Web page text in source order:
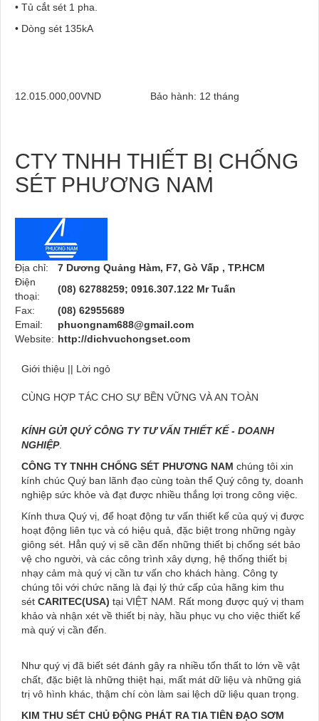
• Tủ cắt sét 1 pha.
• Dòng sét 135kA
12.015.000,00VND Bảo hành: 12 tháng
CTY TNHH THIẾT BỊ CHỐNG
SÉT PHƯƠNG NAM
Địa chỉ:
7 Dương Quảng Hàm, F7, Gò Vấp , TP.HCM
Điện
thoại:
(08) 62788259; 0916.307.122 Mr Tuấn
Fax:
(08) 62955689
Email:
phuongnam688@gmail.com
Website: http://dichvuchongset.com
Giới thiệu || Lời ngỏ
CÙNG HỢP TÁC CHO SỰ BỀN VỮNG VÀ AN TOÀN
KÍNH GỬI QUÝ CÔNG TY TƯ VẤN THIẾT KẾ - DOANH
NGHIỆP.
CÔNG TY TNHH CHỐNG SÉT PHƯƠNG NAM chúng tôi xin
kính chúc Quý ban lãnh đạo cùng toàn thể Quý công ty, doanh
nghiệp sức khỏe và đạt được nhiều thắng lợi trong công việc.
Kính thưa Quý vị, để hoạt động tư vấn thiết kế của quý vị được
hoạt động liên tục và có hiệu quả, đặc biệt trong những ngày
giông sét. Hẳn quý vị sẽ cần đến những thiết bị chống sét bảo
vệ cho người, và các công trình xây dựng, hệ thống thiết bị
nhạy cảm mà quý vị cần tư vấn cho khách hàng. Công ty
chúng tôi với chức năng là đại lý thứ cấp của hãng kim thu
sét CARITEC(USA) tại VIỆT NAM. Rất mong được quý vị tham
khảo và nhận xét về thiết bị này, hầu phục vụ cho việc thiết kế
mà quý vị cần đến.
Như quý vị đã biết sét đánh gây ra nhiều tổn thất to lớn về vật
chất, đặc biệt là những thiệt hại, mất mát dữ liệu và những giá
trị vô hình khác, thậm chí còn làm sai lệch dữ liệu quan trọng.
KIM THU SÉT CHỦ ĐỘNG PHÁT RA TIA TIÊN ĐẠO SƠM